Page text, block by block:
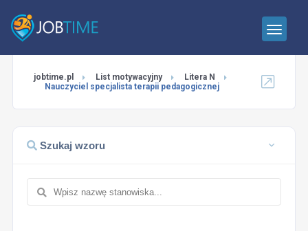
jobtime.pl List motywacyjny
Litera N
Nauczyciel specjalista terapii pedagogicznej
Szukaj wzoru